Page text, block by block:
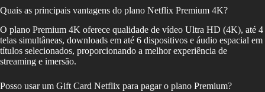
Quais as principais vantagens do plano Netflix Premium 4K?
O plano Premium 4K oferece qualidade de vídeo Ultra HD (4K), até 4
telas simultâneas, downloads em até 6 dispositivos e áudio espacial em
títulos selecionados, proporcionando a melhor experiência de
streaming e imersão.
Posso usar um Gift Card Netflix para pagar o plano Premium?